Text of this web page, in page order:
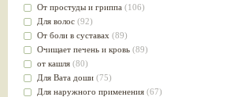
От простуды и гриппа (106)
Для волос (92)
От боли в суставах (89)
Очищает печень и кровь (89)
от кашля (80)
Для Вата доши (75)
Для наружного применения (67)